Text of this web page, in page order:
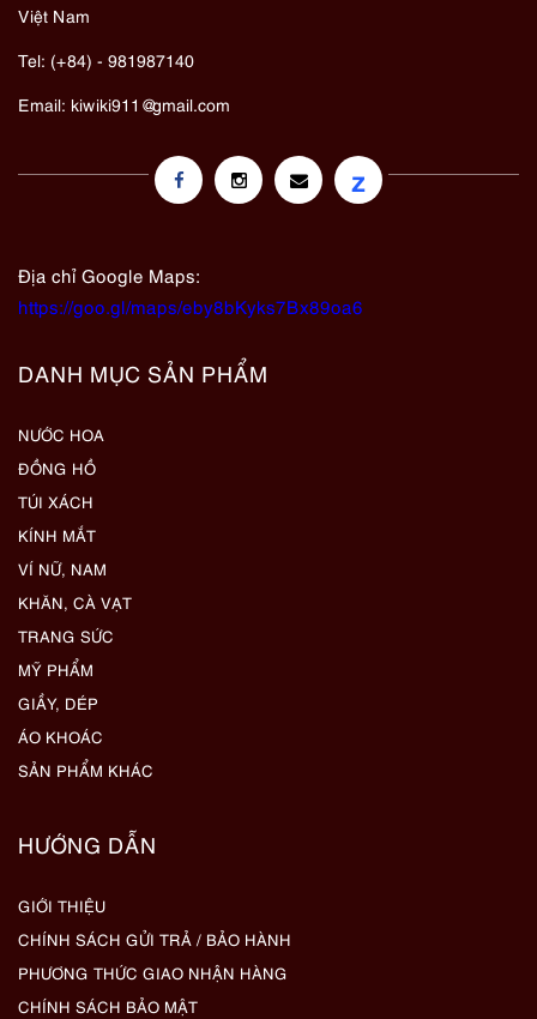
Việt Nam
Tel: (+84) - 981987140
Email: kiwiki911@gmail.com
z
Địa chỉ Google Maps:
https://goo.gl/maps/eby8bKyks7Bx89oa6
DANH MỤC SẢN PHẨM
NƯỚC HOA
ĐỒNG HỒ
TÚI XÁCH
KÍNH MẮT
VÍ NỮ, NAM
KHĂN, CÀ VẠT
TRANG SỨC
MỸ PHẨM
GIẦY, DÉP
ÁO KHOÁC
SẢN PHẨM KHÁC
HƯỚNG DẪN
GIỚI THIỆU
CHÍNH SÁCH GỬI TRẢ / BẢO HÀNH
PHƯƠNG THỨC GIAO NHẬN HÀNG
CHÍNH SÁCH BẢO MẬT